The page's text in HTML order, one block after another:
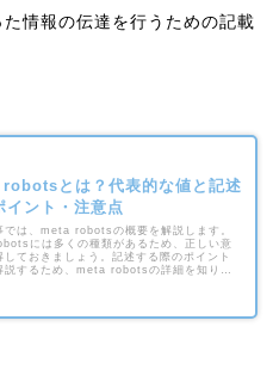
情報の伝達を行うための記載
とは？代表的な値と記述
イント・注意点
では、meta robotsの概要を解説します。
には多くの種類があるため、正しい意
しておきましょう。記述する際のポイント
説するため、meta robotsの詳細を知りた